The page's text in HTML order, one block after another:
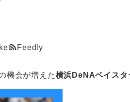
Feedly
機会が増えた横浜DeNAベイスタ